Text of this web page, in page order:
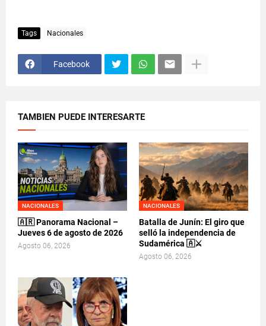
Tags Nacionales
Facebook
TAMBIEN PUEDE INTERESARTE
NACIONALES
🇦🇷 Panorama Nacional –
Jueves 6 de agosto de 2026
Agosto 06, 2026
NACIONALES
Batalla de Junín: El giro que
selló la independencia de
Sudamérica 🇦⚔️
Agosto 06, 2026